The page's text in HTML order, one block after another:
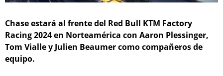
Chase estará al frente del Red Bull KTM Factory
Racing 2024 en Norteamérica con Aaron Plessinger,
Tom Vialle y Julien Beaumer como compañeros de
equipo.